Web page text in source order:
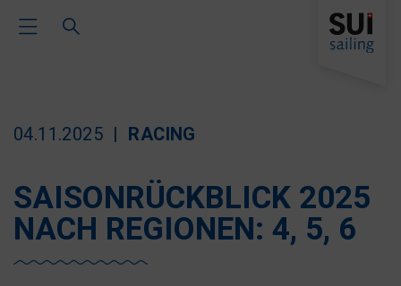
Toggle Main Navigation
04.11.2025 RACING
SAISONRÜCKBLICK 2025
NACH REGIONEN: 4, 5, 6